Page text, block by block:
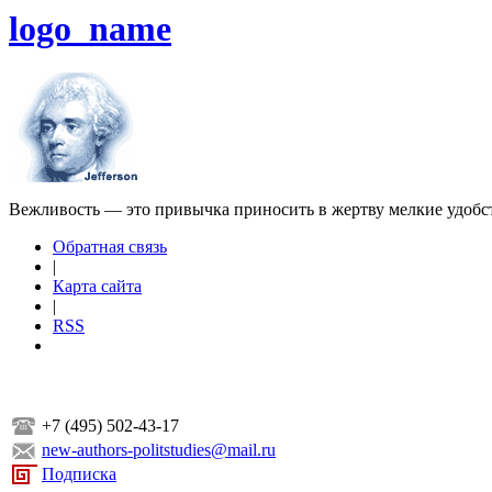
logo_name
Вежливость — это привычка приносить в жертву мелкие
Обратная связь
|
Карта сайта
|
RSS
+7 (495) 502-43-17
new-authors-politstudies@mail.ru
Подписка